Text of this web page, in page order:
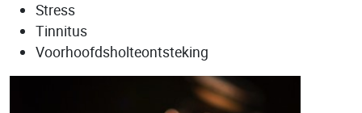
Stress
Tinnitus
Voorhoofdsholteontsteking